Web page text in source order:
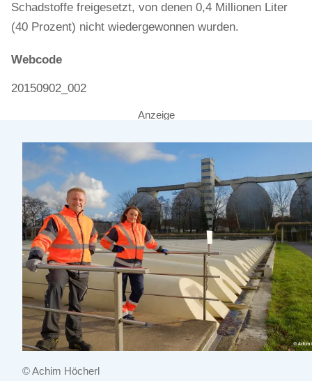
Schadstoffe freigesetzt, von denen 0,4 Millionen Liter
(40 Prozent) nicht wiedergewonnen wurden.
Webcode
20150902_002
Anzeige
© Achim Höcherl